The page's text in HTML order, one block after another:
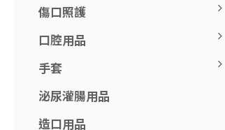
傷口照護
口腔用品
手套
泌尿灌腸用品
造口用品